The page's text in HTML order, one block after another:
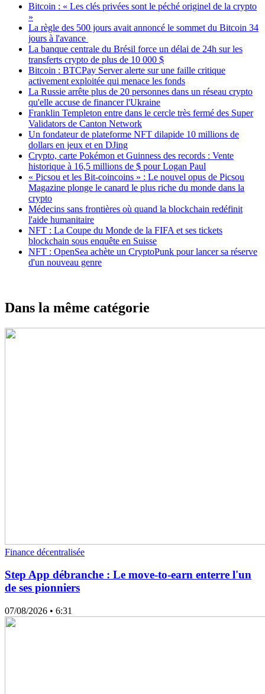
Bitcoin : « Les clés privées sont le péché originel de la crypto
»
La règle des 500 jours avait annoncé le sommet du Bitcoin 34
jours à l'avance
La banque centrale du Brésil force un délai de 24h sur les
transferts crypto de plus de 10 000 $
Bitcoin : BTCPay Server alerte sur une faille critique
activement exploitée qui menace les fonds
La Russie arrête plus de 20 personnes dans un réseau crypto
qu'elle accuse de financer l'Ukraine
Franklin Templeton entre dans le cercle très fermé des Super
Validators de Canton Network
Un fondateur de plateforme NFT dilapide 10 millions de
dollars en jeux et en DJing
Crypto, carte Pokémon et Guinness des records : Vente
historique à 16,5 millions de $ pour Logan Paul
« Picsou et les Bit-coincoins » : Le nouvel opus de Picsou
Magazine plonge le canard le plus riche du monde dans la
crypto
Médecins sans frontières où quand la blockchain redéfinit
l'aide humanitaire
NFT : La Coupe du Monde de la FIFA et ses tickets
blockchain sous enquête en Suisse
NFT : OpenSea achète un CryptoPunk pour lancer sa réserve
d'un nouveau genre
Dans la même catégorie
Finance décentralisée
Step App débranche : Le move-to-earn enterre l'un
de ses pionniers
07/08/2026 • 6:31